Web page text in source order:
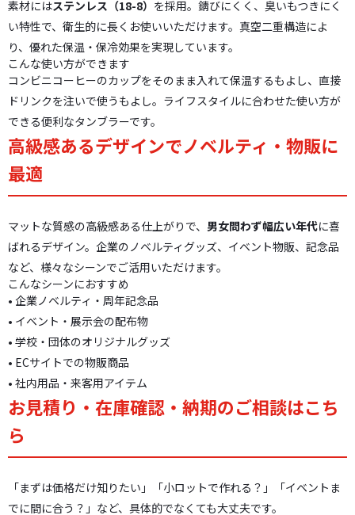
素材にはステンレス（18-8） を採用。錆びにくく、臭いもつきにく
い特性で、衛生的に長くお使いいただけます。真空二重構造によ
り、優れた保温・保冷効果を実現しています。
こんな使い方ができます
コンビニコーヒーのカップをそのまま入れて保温するもよし、直接
ドリンクを注いで使うもよし。ライフスタイルに合わせた使い方が
できる便利なタンブラーです。
高級感あるデザインでノベルティ・物販に
最適
マットな質感の高級感ある仕上がりで、 男女問わず幅広い年代に喜
ばれるデザイン。企業のノベルティグッズ、イベント物販、記念品
など、様々なシーンでご活用いただけます。
こんなシーンにおすすめ
• 企業ノベルティ・周年記念品
• イベント・展示会の配布物
• 学校・団体のオリジナルグッズ
• ECサイトでの物販商品
• 社内用品・来客用アイテム
お見積り・在庫確認・納期のご相談はこち
ら
「まずは価格だけ知りたい」「小ロットで作れる？」「イベントま
でに間に合う？」など、具体的でなくても大丈夫です。